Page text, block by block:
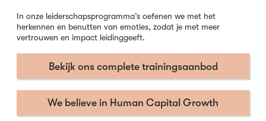
In onze leiderschapsprogramma’s oefenen we met het
herkennen en benutten van emoties, zodat je met meer
vertrouwen en impact leidinggeeft.
Bekijk ons complete trainingsaanbod
We believe in Human Capital Growth